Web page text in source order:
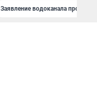
Заявление водоканала про